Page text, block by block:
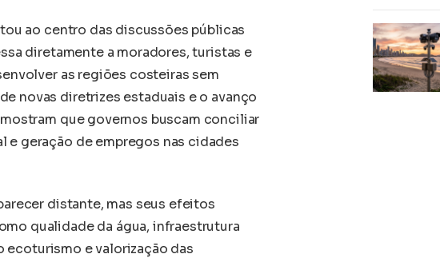
ao centro das discussões públicas
diretamente a moradores, turistas e
as regiões costeiras sem
novas diretrizes estaduais e o avanço
que governos buscam conciliar
geração de empregos nas cidades
distante, mas seus efeitos
qualidade da água, infraestrutura
e valorização das